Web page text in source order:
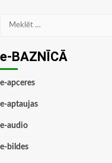
Meklēt:
e-BAZNĪCĀ
e-apceres
e-aptaujas
e-audio
e-bildes